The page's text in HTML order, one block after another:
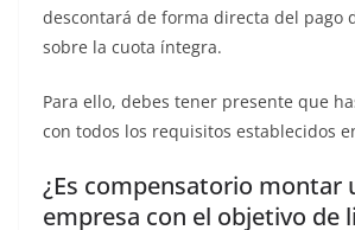
descontará de forma directa del pago
sobre la cuota íntegra.
Para ello, debes tener presente que
con todos los requisitos establecidos
¿Es compensatorio montar
empresa con el objetivo de